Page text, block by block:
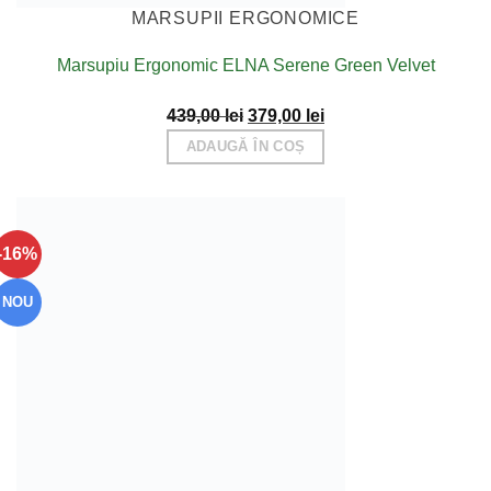
MARSUPII ERGONOMICE
Marsupiu Ergonomic ELNA Serene Green Velvet
439,00lei Prețul
inițial
a
379,00 leiPrețul
este:
ADAUGĂ ÎN COȘ
NOU